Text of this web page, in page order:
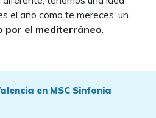
el año como te mereces: un
por el mediterráneo.
en MSC Sinfonia